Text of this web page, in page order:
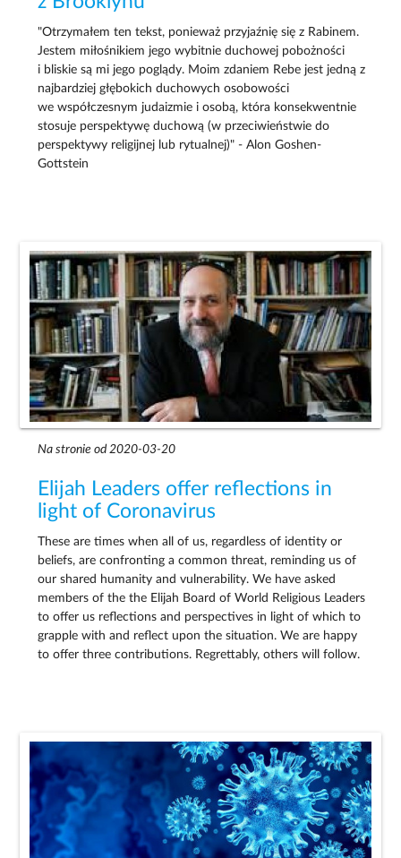
"Otrzymałem ten tekst, ponieważ przyjaźnię się z Rabinem.
Jestem miłośnikiem jego wybitnie duchowej pobożności
i bliskie są mi jego poglądy. Moim zdaniem Rebe jest jedną z
najbardziej głębokich duchowych osobowości
we współczesnym judaizmie i osobą, która konsekwentnie
stosuje perspektywę duchową (w przeciwieństwie do
perspektywy religijnej lub rytualnej)" - Alon Goshen-
Gottstein
Na stronie od 2020-03-20
Elijah Leaders offer reflections in
light of Coronavirus
These are times when all of us, regardless of identity or
beliefs, are confronting a common threat, reminding us of
our shared humanity and vulnerability. We have asked
members of the the Elijah Board of World Religious Leaders
to offer us reflections and perspectives in light of which to
grapple with and reflect upon the situation. We are happy
to offer three contributions. Regrettably, others will follow.